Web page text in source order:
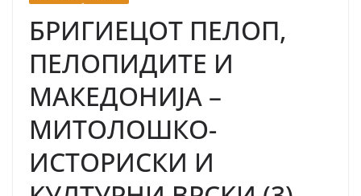
БРИГИЕЦОТ ПЕЛОП,
ПЕЛОПИДИТЕ И
МАКЕДОНИЈА –
МИТОЛОШКО-
ИСТОРИСКИ И